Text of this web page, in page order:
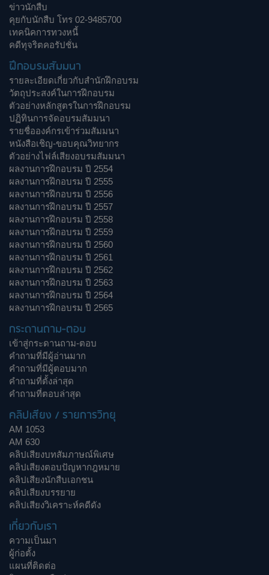
ข่าวนักสืบ
คุยกับนักสืบ โทร 02-9485700
เทคนิคการทวงหนี้
คดีทุจริตคอรัปชั่น
ฝึกอบรมสัมมนา
รายละเอียดเกี่ยวกับสำนักฝึกอบรม
วัตถุประสงค์ในการฝึกอบรม
ตัวอย่างหลักสูตรในการฝึกอบรม
ปฏิทินการจัดอบรมสัมมนา
รายชื่อองค์กรเข้าร่วมสัมมนา
หนังสือเชิญ-ขอบคุณวิทยากร
ตัวอย่างไฟล์เสียงอบรมสัมมนา
ผลงานการฝึกอบรม ปี 2554
ผลงานการฝึกอบรม ปี 2555
ผลงานการฝึกอบรม ปี 2556
ผลงานการฝึกอบรม ปี 2557
ผลงานการฝึกอบรม ปี 2558
ผลงานการฝึกอบรม ปี 2559
ผลงานการฝึกอบรม ปี 2560
ผลงานการฝึกอบรม ปี 2561
ผลงานการฝึกอบรม ปี 2562
ผลงานการฝึกอบรม ปี 2563
ผลงานการฝึกอบรม ปี 2564
ผลงานการฝึกอบรม ปี 2565
กระดานถาม-ตอบ
เข้าสู่กระดานถาม-ตอบ
คำถามที่มีผู้อ่านมาก
คำถามที่มีผู้ตอบมาก
คำถามที่ตั้งล่าสุด
คำถามที่ตอบล่าสุด
คลิปเสียง / รายการวิทยุ
AM 1053
AM 630
คลิปเสียงบทสัมภาษณ์พิเศษ
คลิปเสียงตอบปัญหากฎหมาย
คลิปเสียงนักสืบเอกชน
คลิปเสียงบรรยาย
คลิปเสียงวิเคราะห์คดีดัง
เกี่ยวกับเรา
ความเป็นมา
ผู้ก่อตั้ง
แผนที่ติดต่อ